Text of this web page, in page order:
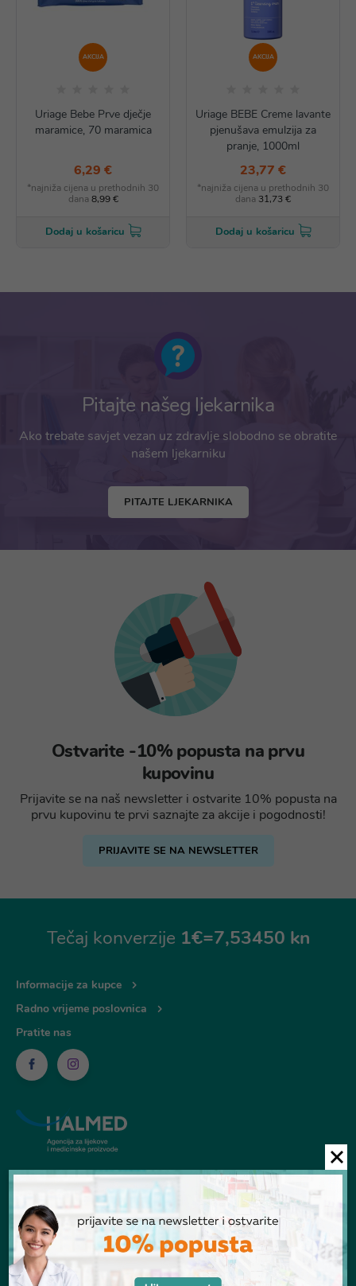
AKCIJA
Uriage Bebe Prve dječje
maramice, 70 maramica
6,29 €
*najniža cijena u prethodnih 30
dana 8,99 €
Dodaj u košaricu
AKCIJA
Uriage BEBE Creme lavante
pjenušava emulzija za
pranje, 1000ml
23,77 €
*najniža cijena u prethodnih 30
dana 31,73 €
Dodaj u košaricu
Pitajte našeg ljekarnika
Ako trebate savjet vezan uz zdravlje slobodno se obratite
našem ljekarniku
PITAJTE LJEKARNIKA
Ostvarite -10% popusta na prvu
kupovinu
Prijavite se na naš newsletter i ostvarite 10% popusta na
prvu kupovinu te prvi saznajte za akcije i pogodnosti!
PRIJAVITE SE NA NEWSLETTER
Tečaj konverzije 1€=7,53450 kn
Informacije za kupce
Radno vrijeme poslovnica
Pratite nas
© Ljekarna Talan 2026